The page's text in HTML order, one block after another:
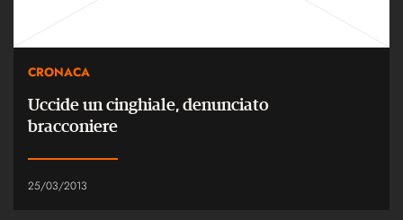
CRONACA
Uccide un cinghiale, denunciato
bracconiere
25/03/2013